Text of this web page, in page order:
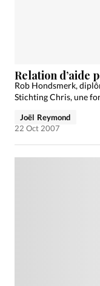
Relation d’aide
Rob Hondsmerk,
Stichting Chris, une
Joël Reymond
22 Oct 2007